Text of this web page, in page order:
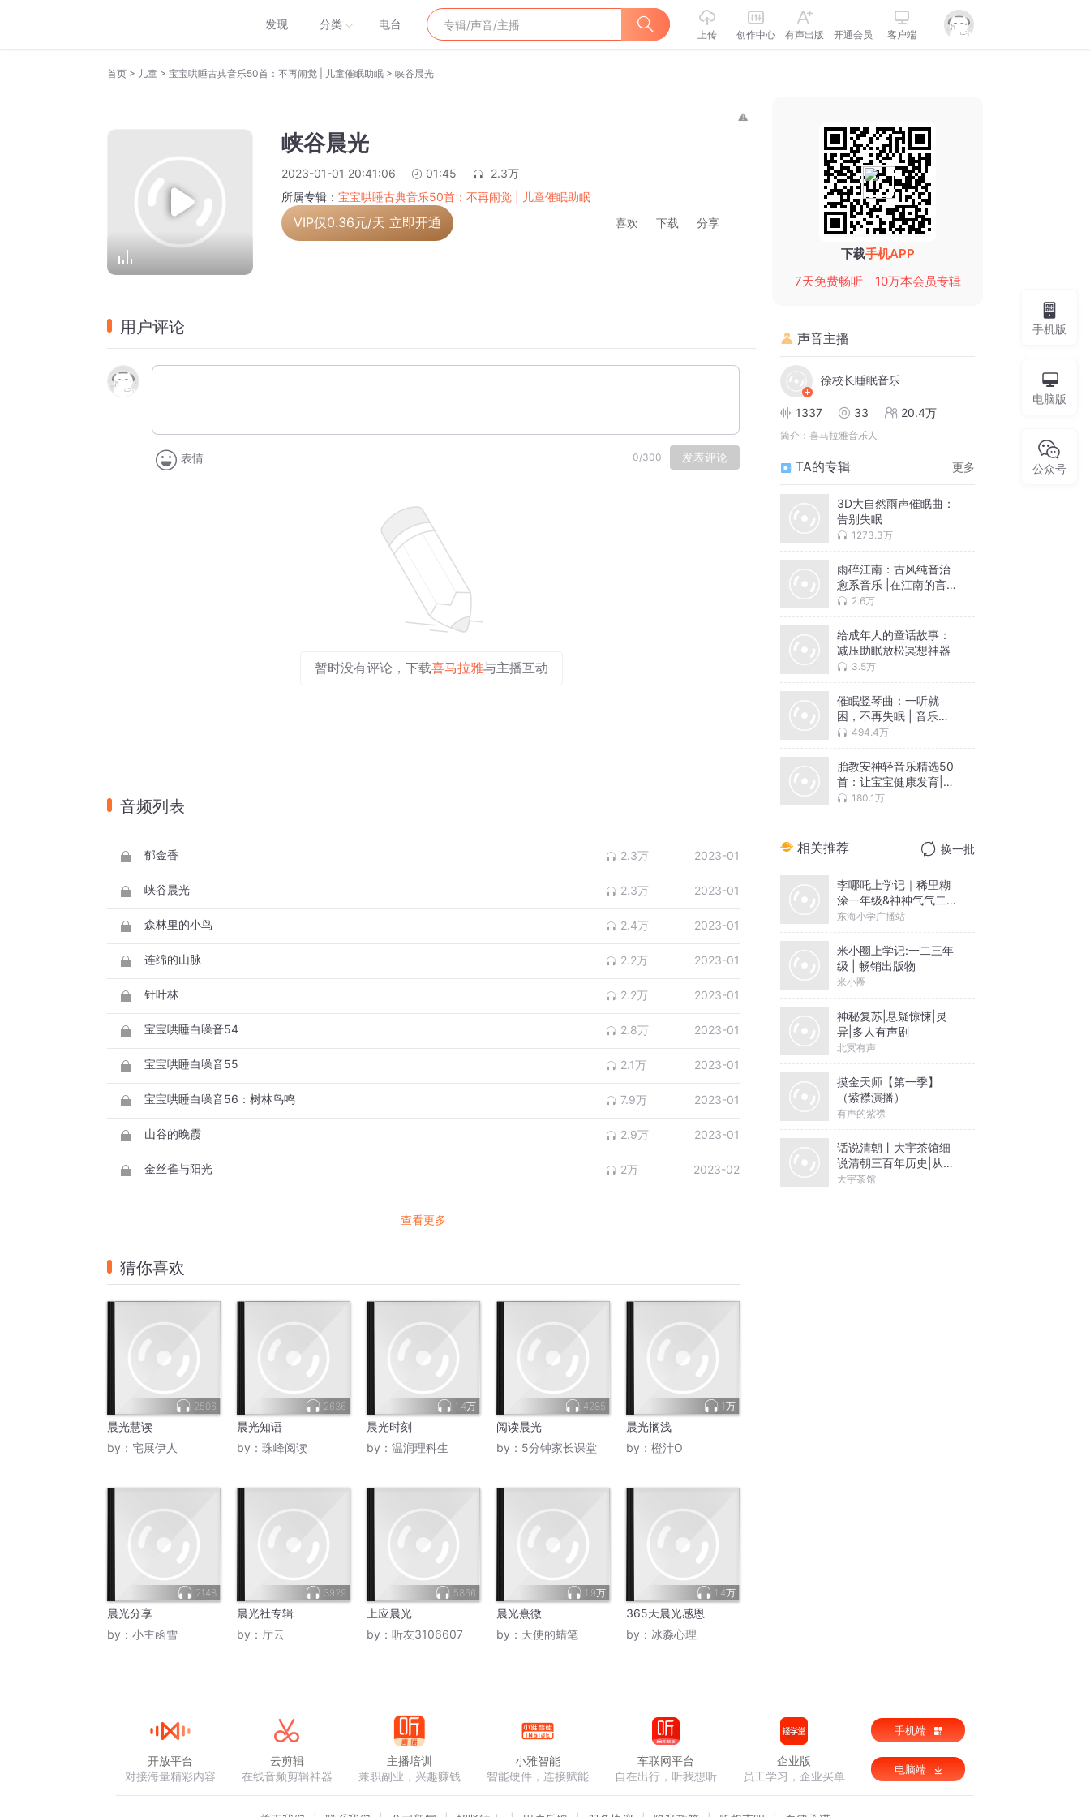
发现 分类 电台
上传 创作中心 有声出版 开通会员 客户端
首页 > 儿童 > 宝宝哄睡古典音乐50首：不再闹觉 | 儿童催眠助眠 > 峡谷晨光
峡谷晨光
2023-01-01 20:41:06 01:45
2.3万
所属专辑： 宝宝哄睡古典音乐50首：不再闹觉 | 儿童催眠助眠
VIP仅0.36元/天 立即开通 喜欢 下载 分享
用户评论
表情 0/300 发表评论
暂时没有评论，下载喜马拉雅与主播互动
音频列表
郁金香 2.3万 2023-01
峡谷晨光 2.3万 2023-01
森林里的小鸟 2.4万 2023-01
连绵的山脉 2.2万 2023-01
针叶林 2.2万 2023-01
宝宝哄睡白噪音54 2.8万 2023-01
宝宝哄睡白噪音55 2.1万 2023-01
宝宝哄睡白噪音56：树林鸟鸣 7.9万 2023-01
山谷的晚霞 2.9万 2023-01
金丝雀与阳光 2万 2023-02
查看更多
猜你喜欢
2506
晨光慧读
by： 宅展伊人
2636
晨光知语
by： 珠峰阅读
1.4万
晨光时刻
by： 温润理科生
4285
阅读晨光
by： 5分钟家长课堂
1万
晨光搁浅
by： 橙汁O
2148
晨光分享
by： 小主函雪
3929
晨光社专辑
by： 厅云
5866
上应晨光
by： 听友3106607
1.9万
晨光熹微
by： 天使的蜡笔
1.4万
365天晨光感恩
by： 冰淼心理
下载手机APP
7天免费畅听
10万本会员专辑
声音主播
徐校长睡眠音乐
1337 33 20.4万
简介： 喜马拉雅音乐人
TA的专辑 更多
3D大自然雨声催眠曲：
告别失眠
1273.3万
雨碎江南：古风纯音治
愈系音乐 |在江南的言语
中入眠
2.6万
给成年人的童话故事：
减压助眠放松冥想神器
3.5万
催眠竖琴曲：一听就
困，不再失眠 | 音乐睡
眠神器
494.4万
胎教安神轻音乐精选50
首：让宝宝健康发育|冥
想助眠180.1万
相关推荐 换一批
李哪吒上学记｜稀里糊
涂一年级&神神气气二年
级
东海小学广播站
米小圈上学记:一二三年
级 | 畅销出版物
米小圈
神秘复苏|悬疑惊悚|灵
异|多人有声剧
北冥有声
摸金天师【第一季】
（紫襟演播）
有声的紫襟
话说清朝丨大宇茶馆细
说清朝三百年历史|从努
尔哈赤到末代皇帝溥仪|
大宇茶馆
手机版
电脑版
公众号
开放平台
对接海量精彩内容
云剪辑
在线音频剪辑神器
主播培训
兼职副业，兴趣赚钱
小雅智能
智能硬件，连接赋能
车联网平台
自在出行，听我想听
企业版
员工学习，企业买单
手机端
电脑端